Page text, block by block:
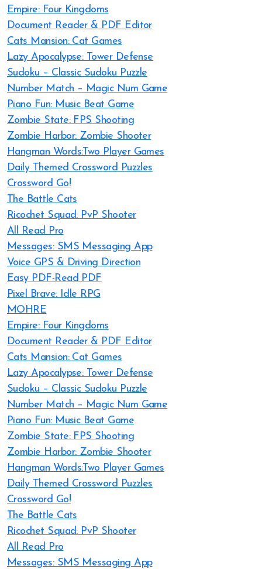
Empire: Four Kingdoms
Document Reader & PDF Editor
Cats Mansion: Cat Games
Lazy Apocalypse: Tower Defense
Sudoku – Classic Sudoku Puzzle
Number Match – Magic Num Game
Piano Fun: Music Beat Game
Zombie State: FPS Shooting
Zombie Harbor: Zombie Shooter
Hangman Words:Two Player Games
Daily Themed Crossword Puzzles
Crossword Go!
The Battle Cats
Ricochet Squad: PvP Shooter
All Read Pro
Messages: SMS Messaging App
Voice GPS & Driving Direction
Easy PDF-Read PDF
Pixel Brave: Idle RPG
MOHRE
Empire: Four Kingdoms
Document Reader & PDF Editor
Cats Mansion: Cat Games
Lazy Apocalypse: Tower Defense
Sudoku – Classic Sudoku Puzzle
Number Match – Magic Num Game
Piano Fun: Music Beat Game
Zombie State: FPS Shooting
Zombie Harbor: Zombie Shooter
Hangman Words:Two Player Games
Daily Themed Crossword Puzzles
Crossword Go!
The Battle Cats
Ricochet Squad: PvP Shooter
All Read Pro
Messages: SMS Messaging App